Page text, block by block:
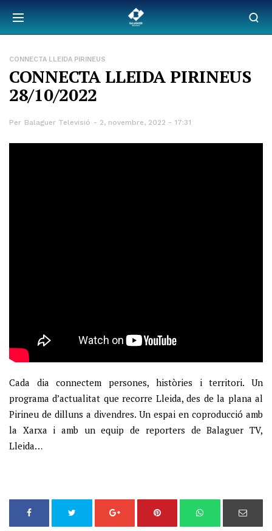
CONNECTA LLEIDA PIRINEUS
CONNECTA LLEIDA PIRINEUS
28/10/2022
Per Balaguer Televisió 2, novembre, 2022 - 17:31
Cada dia connectem persones, històries i territori. Un
programa d’actualitat que recorre Lleida, des de la plana al
Pirineu de dilluns a divendres. Un espai en coproducció amb
la Xarxa i amb un equip de reporters de Balaguer TV,
Lleida…